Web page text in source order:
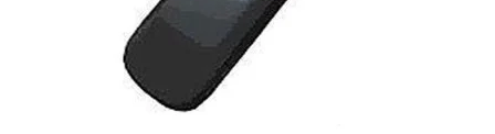
Духовые шкафы
Варочные поверхности